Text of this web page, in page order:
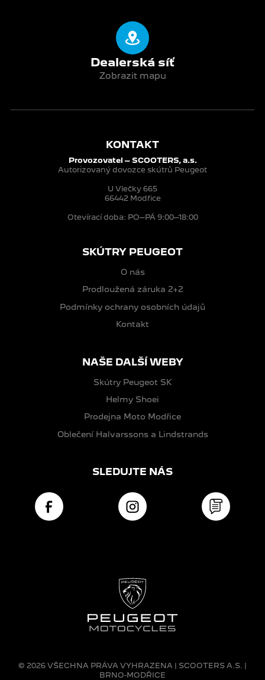
Dealerská síť
Zobrazit mapu
KONTAKT
Provozovatel – SCOOTERS, a.s.
Autorizovaný dovozce skútrů Peugeot
U Vlečky 665
66442 Modřice
Otevírací doba: PO–PÁ 9:00–18:00
SKÚTRY PEUGEOT
O nás
Prodloužená záruka 2+2
Podmínky ochrany osobních údajů
Kontakt
NAŠE DALŠÍ WEBY
Skútry Peugeot SK
Helmy Shoei
Prodejna Moto Modřice
Oblečení Halvarssons a Lindstrands
SLEDUJTE NÁS
© 2026 VŠECHNA PRÁVA VYHRAZENA | SCOOTERS A.S. |
BRNO-MODŘICE